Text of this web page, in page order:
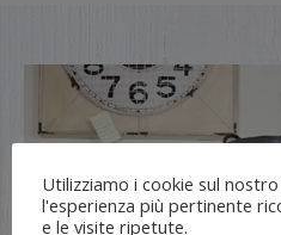
Utilizziamo i cookie sul
l'esperienza più pertinente
e le visite ripetute.